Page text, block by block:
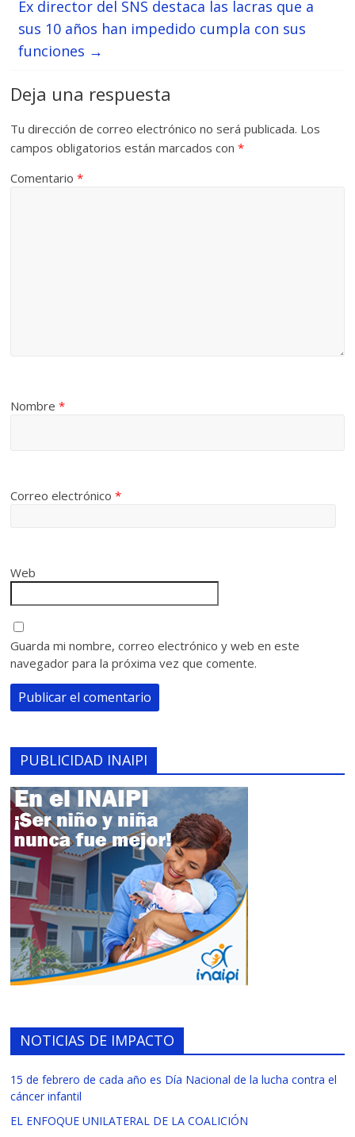
Ex director del SNS destaca las lacras que a
sus 10 años han impedido cumpla con sus
funciones →
Deja una respuesta
Tu dirección de correo electrónico no será publicada. Los
campos obligatorios están marcados con*
Comentario*
Nombre*
Correo electrónico*
Web
Guarda mi nombre, correo electrónico y web en este
navegador para la próxima vez que comente.
PUBLICIDAD INAIPI
NOTICIAS DE IMPACTO
15 de febrero de cada año es Día Nacional de la lucha contra el
cáncer infantil
EL ENFOQUE UNILATERAL DE LA COALICIÓN